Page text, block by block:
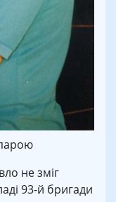
не зміг
93-й бригади